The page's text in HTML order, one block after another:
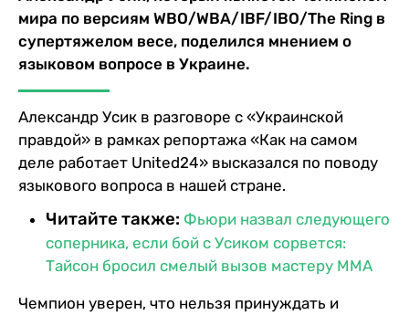
мира по версиям WBO/WBA/IBF/IBO/The Ring в
супертяжелом весе, поделился мнением о
языковом вопросе в Украине.
Александр Усик в разговоре с «Украинской
правдой» в рамках репортажа «Как на самом
деле работает United24» высказался по поводу
языкового вопроса в нашей стране.
Читайте также: Фьюри назвал следующего
соперника, если бой с Усиком сорвется:
Тайсон бросил смелый вызов мастеру ММА
Чемпион уверен, что нельзя принуждать и